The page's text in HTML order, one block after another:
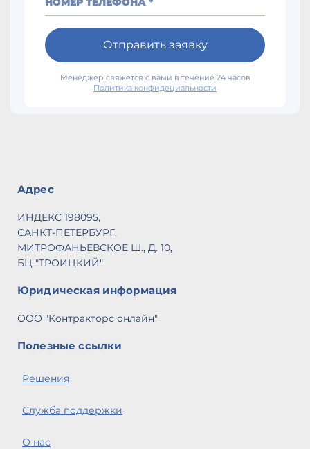
Отправить заявку
Менеджер свяжется с вами в течение 24 часов
Политика конфидециальности
Адрес
ИНДЕКС 198095,
САНКТ-ПЕТЕРБУРГ,
МИТРОФАНЬЕВСКОЕ Ш., Д. 10,
БЦ "ТРОИЦКИЙ"
Юридическая информация
ООО "Контракторс онлайн"
Полезные ссылки
Решения
Служба поддержки
О нас